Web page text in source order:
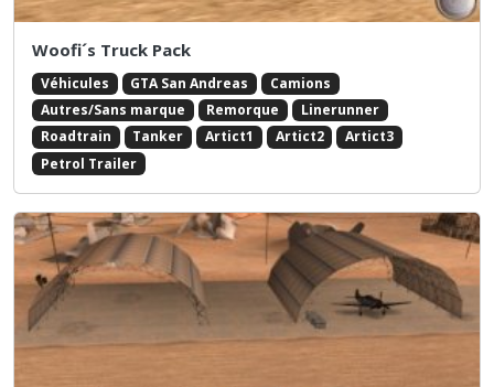
Woofi´s Truck Pack
Véhicules GTA San Andreas
Camions
Autres/Sans marque
Remorque
Linerunner
Roadtrain
Tanker Artict1 Artict2
Artict3
Petrol Trailer